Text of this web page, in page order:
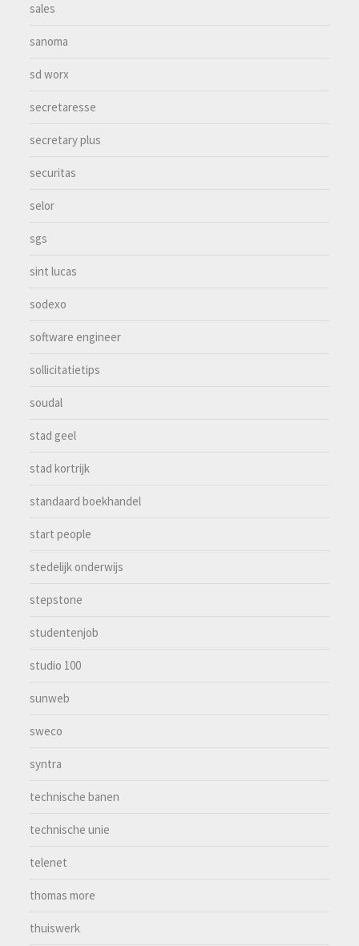
sales
sanoma
sd worx
secretaresse
secretary plus
securitas
selor
sgs
sint lucas
sodexo
software engineer
sollicitatietips
soudal
stad geel
stad kortrijk
standaard boekhandel
start people
stedelijk onderwijs
stepstone
studentenjob
studio 100
sunweb
sweco
syntra
technische banen
technische unie
telenet
thomas more
thuiswerk